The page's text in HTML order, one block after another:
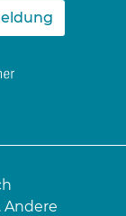
Andere